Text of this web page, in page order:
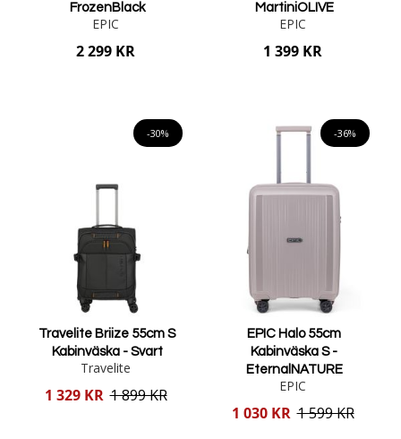
FrozenBlack
EPIC
2 299 KR
MartiniOLIVE
EPIC
1 399 KR
-30%
Travelite Briize 55cm S
Kabinväska - Svart
Travelite
Reducerat
1 329 KR 1 899 KR
-36%
EPIC Halo 55cm
Kabinväska S -
EternalNATURE
EPIC
Reducerat
1 030 KR 1 599 KR